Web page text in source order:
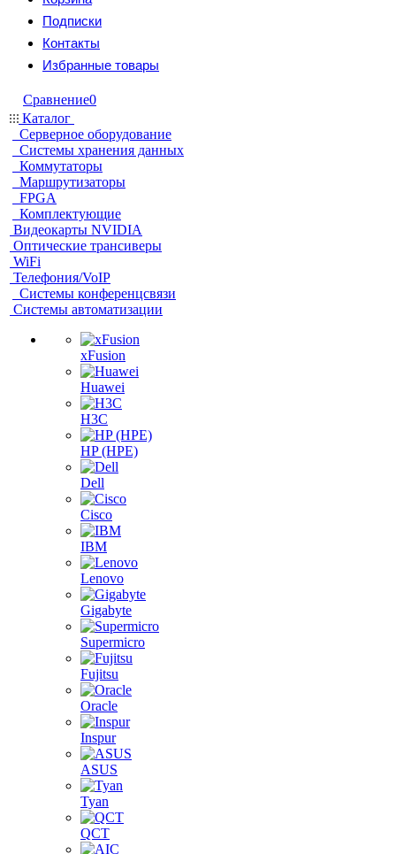
Подписки
Контакты
Избранные товары
Сравнение0
Каталог
Серверное оборудование
Системы хранения данных
Коммутаторы
Маршрутизаторы
FPGA
Комплектующие
Видеокарты NVIDIA
Оптические трансиверы
WiFi
Телефония/VoIP
Системы конференцсвязи
Системы автоматизации
xFusion
Huawei
H3C
HP (HPE)
Dell
Cisco
IBM
Lenovo
Gigabyte
Supermicro
Fujitsu
Oracle
Inspur
ASUS
Tyan
QCT